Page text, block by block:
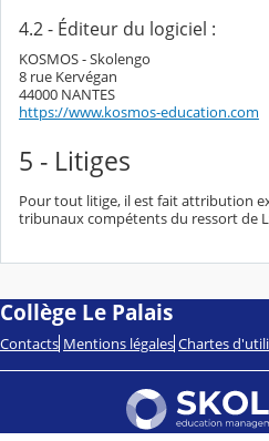
4.2 - Éditeur du logiciel :
KOSMOS - Skolengo
8 rue Kervégan
44000 NANTES
https://www.kosmos-education.com
5 - Litiges
Pour tout litige, il est fait attribution
tribunaux compétents du ressort de
Collège Le Palais
Contacts Mentions légales Chartes